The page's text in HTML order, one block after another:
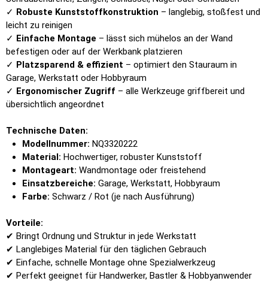
✓ Robuste Kunststoffkonstruktion – langlebig, stoßfest und
leicht zu reinigen
✓ Einfache Montage – lässt sich mühelos an der Wand
befestigen oder auf der Werkbank platzieren
✓ Platzsparend & effizient – optimiert den Stauraum in
Garage, Werkstatt oder Hobbyraum
✓ Ergonomischer Zugriff – alle Werkzeuge griffbereit und
übersichtlich angeordnet
Technische Daten:
Modellnummer: NQ3320222
Material: Hochwertiger, robuster Kunststoff
Montageart: Wandmontage oder freistehend
Einsatzbereiche: Garage, Werkstatt, Hobbyraum
Farbe: Schwarz / Rot (je nach Ausführung)
Vorteile:
✔ Bringt Ordnung und Struktur in jede Werkstatt
✔ Langlebiges Material für den täglichen Gebrauch
✔ Einfache, schnelle Montage ohne Spezialwerkzeug
✔ Perfekt geeignet für Handwerker, Bastler & Hobbyanwender